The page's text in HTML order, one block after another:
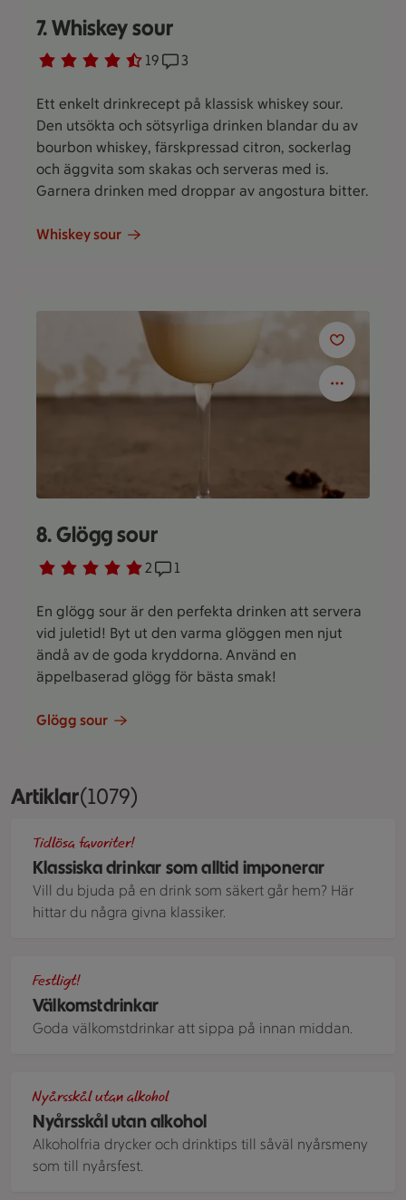
7. Whiskey sour
Betyg 4.3 av 5. 19
19 personer har röstatReceptet har 3 kommentarer
3
Ett enkelt drinkrecept på klassisk whiskey sour.
Den utsökta och sötsyrliga drinken blandar du av
bourbon whiskey, färskpressad citron, sockerlag
och äggvita som skakas och serveras med is.
Garnera drinken med droppar av angostura bitter.
Whiskey sour
8. Glögg sour
Betyg 5 av 5. 2
2 personer har röstatReceptet har 1 kommentarer
1
En glögg sour är den perfekta drinken att servera
vid juletid! Byt ut den varma glöggen men njut
ändå av de goda kryddorna. Använd en
äppelbaserad glögg för bästa smak!
Glögg sour
ArtiklarVisar 1079 stycken
(1079)
Klassiska drinkar som alltid imponerar
Tidlösa favoriter!
Vill du bjuda på en drink som säkert går hem? Här
hittar du några givna klassiker.
Välkomstdrinkar
Festligt!
Goda välkomstdrinkar att sippa på innan middan.
Nyårsskål utan alkohol
Nyårsskål utan alkohol
Alkoholfria drycker och drinktips till såväl nyårsmeny
som till nyårsfest.